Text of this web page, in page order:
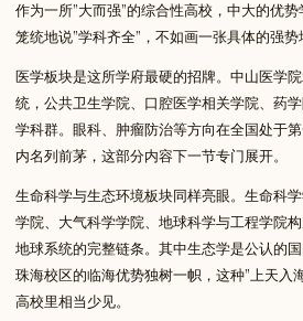
作为一所”大而强”的综合性高校，中大的优
笼统地说”学科齐全”，不如画一张具体的强势
医学板块是这所学府最硬的招牌。中山医学
统，公共卫生学院、口腔医学相关学院、药
学科群。眼科、肿瘤防治等方向在全国处于
内名列前茅，这部分内容下一节专门展开。
生命科学与生态环境板块同样亮眼。生命科
学院、大气科学学院、地球科学与工程学院
地球系统的完整链条。其中生态学是公认的
珠海校区的临海优势独树一帜，这种”上天入
高校里相当少见。